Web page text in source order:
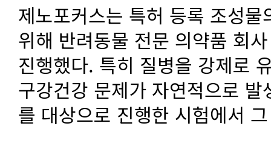
제노포커스는 특허 등록 조성
위해 반려동물 전문 의약품 회
진행했다. 특히 질병을 강제로
구강건강 문제가 자연적으로
를 대상으로 진행한 시험에서